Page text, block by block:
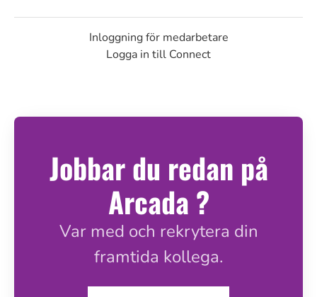
Inloggning för medarbetare
Logga in till Connect
Jobbar du redan på
Arcada ?
Var med och rekrytera din
framtida kollega.